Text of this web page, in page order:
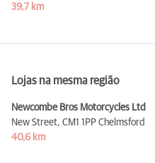
39,7 km
Lojas na mesma região
Newcombe Bros Motorcycles Ltd
New Street, CM1 1PP Chelmsford
40,6 km